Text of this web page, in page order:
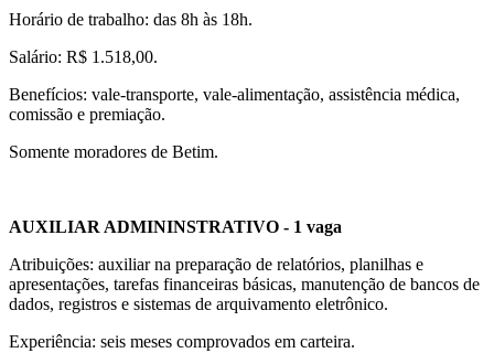
Horário de trabalho: das 8h às 18h.
Salário: R$ 1.518,00.
Benefícios: vale-transporte, vale-alimentação, assistência médica,
comissão e premiação.
Somente moradores de Betim.
AUXILIAR ADMININSTRATIVO - 1 vaga
Atribuições: auxiliar na preparação de relatórios, planilhas e
apresentações, tarefas financeiras básicas, manutenção de bancos de
dados, registros e sistemas de arquivamento eletrônico.
Experiência: seis meses comprovados em carteira.